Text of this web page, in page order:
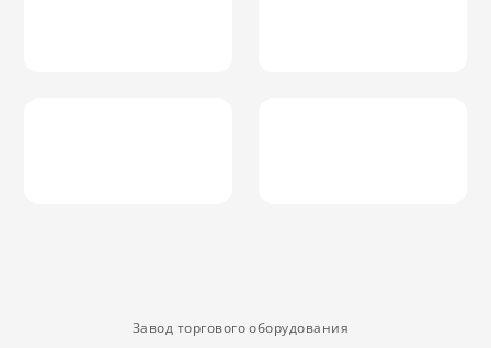
Завод торгового оборудования